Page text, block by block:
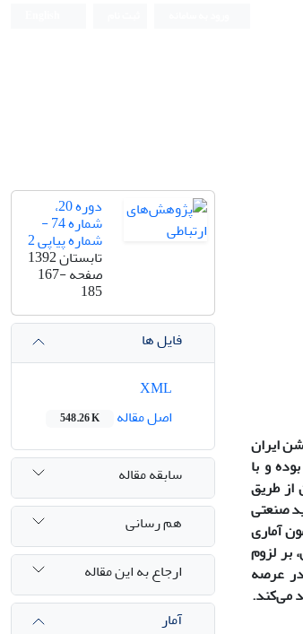
ایران
و با
طریق
صنعتی
آماری
بر لزوم
عرصه
می‌کند.
دوره 20،
شماره 74 -
شماره پیاپی 2
تابستان 1392
صفحه167-
185
فایل ها
اصل مقاله
548.26 K
سابقه مقاله
هم رسانی
ارجاع به این مقاله
آمار